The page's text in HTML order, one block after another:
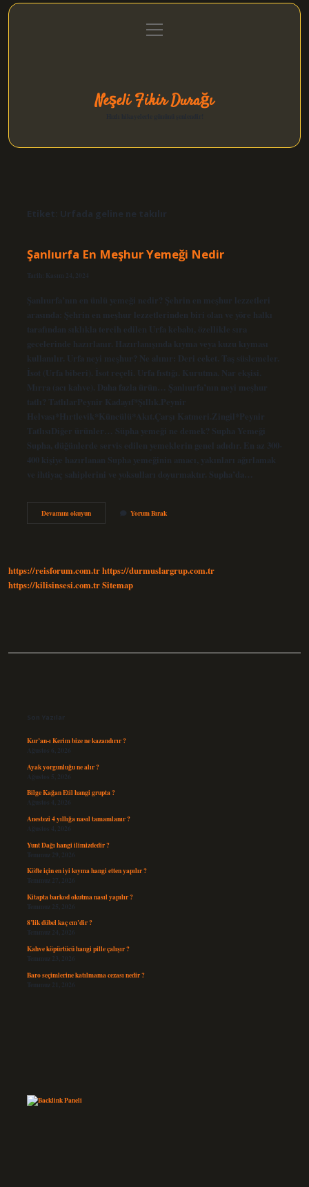
Gizlilik Politikası
menüyü
aç
Neşeli Fikir Durağı
Etiket: Urfada geline ne takılır
Şanlıurfa En Meşhur Yemeği Nedir
Tarih: Kasım 24, 2024
Şanlıurfa’nın en ünlü yemeği nedir? Şehrin en meşhur lezzetleri
arasında: Şehrin en meşhur lezzetlerinden biri olan ve yöre halkı
tarafından sıklıkla tercih edilen Urfa kebabı, özellikle sıra
gecelerinde hazırlanır. Hazırlanışında kıyma veya kuzu kıyması
kullanılır. Urfa neyi meşhur? Ne alınır: Deri ceket. Taş süslemeler.
İsot (Urfa biberi). İsot reçeli. Urfa fıstığı. Kurutma. Nar ekşisi.
Mırra (acı kahve). Daha fazla ürün… Şanlıurfa’nın neyi meşhur
tatlı? TatlılarPeynir Kadayıf*Şıllık.Peynir
Helvası*Hırtlevik*Küncülü*Akıt.Çarşı Katmeri.Zingil*Peynir
TatlısıDiğer ürünler… Süpha yemeği ne demek? Supha Yemeği
Supha, düğünlerde servis edilen yemeklerin genel adıdır. En az 300-
400 kişiye hazırlanan Supha yemeğinin amacı, yakınları ağırlamak
ve ihtiyaç sahiplerini ve yoksulları doyurmaktır. Supha’da…
Devamını okuyunŞanlıurfa
En
Yorum Bırak
https://reisforum.com.trhttps://durmuslargrup.com.tr
https://kilisinsesi.com.trSitemap
Son Yazılar
Kur’an-ı Kerim bize ne kazandırır ?
Ağustos 6, 2026
Ayak yorgunluğu ne alır ?
Ağustos 5, 2026
Bilge Kağan Etil hangi grupta ?
Ağustos 4, 2026
Anestezi 4 yıllığa nasıl tamamlanır ?
Ağustos 4, 2026
Yunt Dağı hangi ilimizdedir ?
Temmuz 29, 2026
Köfte için en iyi kıyma hangi etten yapılır ?
Temmuz 27, 2026
Kitapta barkod okutma nasıl yapılır ?
Temmuz 25, 2026
8’lik dübel kaç cm’dir ?
Temmuz 24, 2026
Kahve köpürtücü hangi pille çalışır ?
Temmuz 23, 2026
Baro seçimlerine katılmama cezası nedir ?
Temmuz 21, 2026